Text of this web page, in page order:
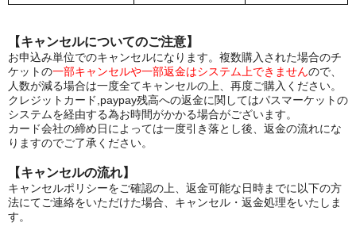
【キャンセルについてのご注意】
お申込み単位でのキャンセルになります。複数購入された場合のチ
ケットの一部キャンセルや一部返金はシステム上できませんので、
人数が減る場合は一度全てキャンセルの上、再度ご購入ください。
クレジットカード,paypay残高への返金に関してはパスマーケットの
システムを経由する為お時間がかかる場合がございます。
カード会社の締め日によっては一度引き落とし後、返金の流れにな
りますのでご了承ください。
【キャンセルの流れ】
キャンセルポリシーをご確認の上、返金可能な日時までに以下の方
法にてご連絡をいただけた場合、キャンセル・返金処理をいたしま
す。